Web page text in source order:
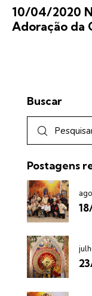
10/04/2020
Adoração da
Buscar
Postagens